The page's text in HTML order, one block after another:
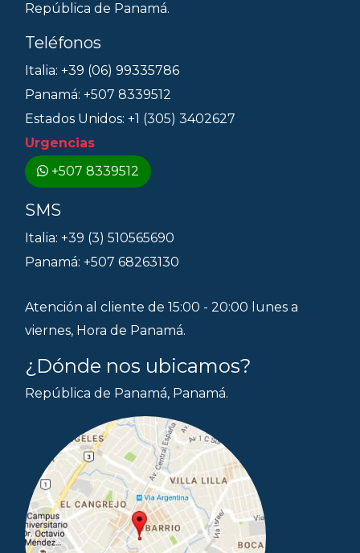
República de Panamá.
Teléfonos
Italia: +39 (06) 99335786
Panamá: +507 8339512
Estados Unidos: +1 (305) 3402627
Urgencias
+507 8339512
SMS
Italia: +39 (3) 510565690
Panamá: +507 68263130
Atención al cliente de 15:00 - 20:00 lunes a
viernes, Hora de Panamá.
¿Dónde nos ubicamos?
República de Panamá, Panamá.